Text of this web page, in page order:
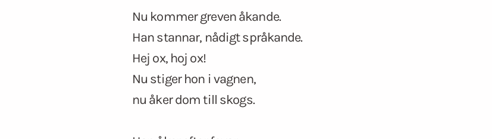
Nu kommer greven åkande.
Han stannar, nådigt språkande.
Hej ox, hoj ox!
Nu stiger hon i vagnen,
nu åker dom till skogs.